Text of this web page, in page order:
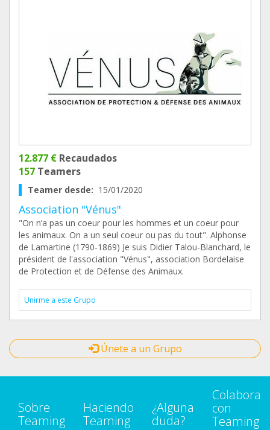
12.877 € Recaudados
157 Teamers
Teamer desde: 15/01/2020
Association "Vénus"
"On n’a pas un coeur pour les hommes et un coeur pour
les animaux. On a un seul coeur ou pas du tout". Alphonse
de Lamartine (1790-1869) Je suis Didier Talou-Blanchard, le
président de l'association "Vénus", association Bordelaise
de Protection et de Défense des Animaux.
Unirme a este Grupo
Únete a un Grupo
Sobre
Teaming
Haciendo
Teaming
¿Alguna
duda?
Colabora
con
Teaming